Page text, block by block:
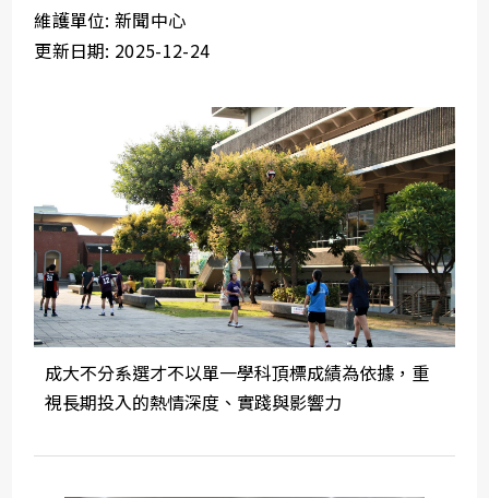
維護單位: 新聞中心
更新日期: 2025-12-24
成大不分系選才不以單一學科頂標成績為依據，重
視長期投入的熱情深度、實踐與影響力